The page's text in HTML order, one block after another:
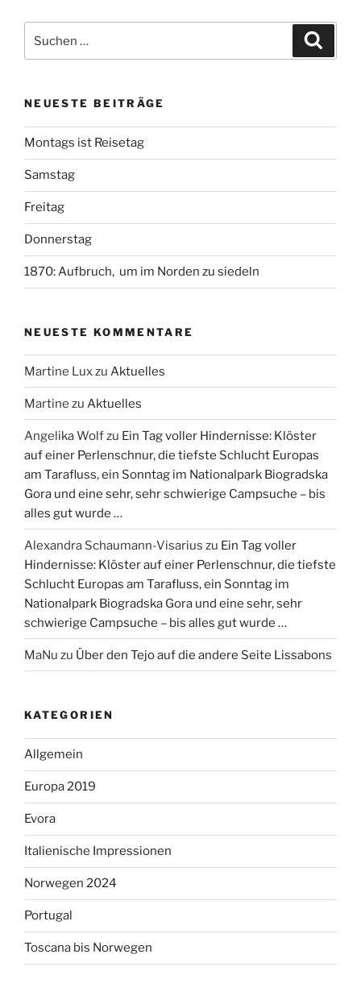
nach:
NEUESTE BEITRÄGE
Montags ist Reisetag
Samstag
Freitag
Donnerstag
1870: Aufbruch, um im Norden zu siedeln
NEUESTE KOMMENTARE
Martine Luxzu Aktuelles
Martine zu Aktuelles
Angelika Wolfzu Ein Tag voller Hindernisse: Klöster
auf einer Perlenschnur, die tiefste Schlucht Europas
am Tarafluss, ein Sonntag im Nationalpark Biogradska
Gora und eine sehr, sehr schwierige Campsuche – bis
alles gut wurde …
Alexandra Schaumann-Visarius zu Ein Tag voller
Hindernisse: Klöster auf einer Perlenschnur, die tiefste
Schlucht Europas am Tarafluss, ein Sonntag im
Nationalpark Biogradska Gora und eine sehr, sehr
schwierige Campsuche – bis alles gut wurde …
MaNu zu Über den Tejo auf die andere Seite Lissabons
KATEGORIEN
Allgemein
Europa 2019
Evora
Italienische Impressionen
Norwegen 2024
Portugal
Toscana bis Norwegen